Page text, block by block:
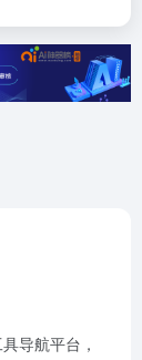
导航平台，